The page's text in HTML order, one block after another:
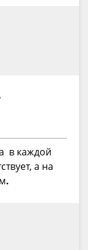
в каждой
а на
.